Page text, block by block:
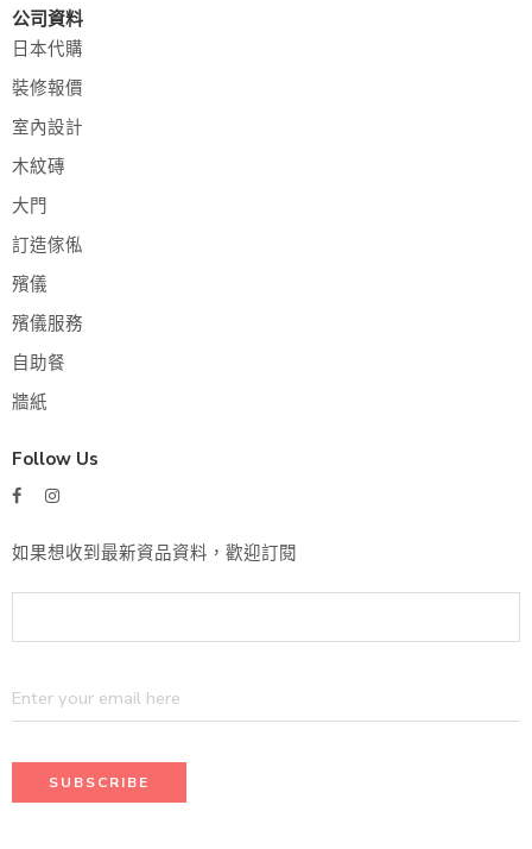
公司資料
日本代購
裝修報價
室內設計
木紋磚
大門
訂造傢俬
殯儀
殯儀服務
自助餐
牆紙
Follow Us
如果想收到最新資品資料，歡迎訂閱